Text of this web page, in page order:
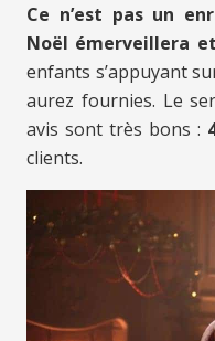
Ce n’est pas un
Noël émerveillera
enfants s’appuyant
aurez fournies. Le
avis sont très bons :
clients.